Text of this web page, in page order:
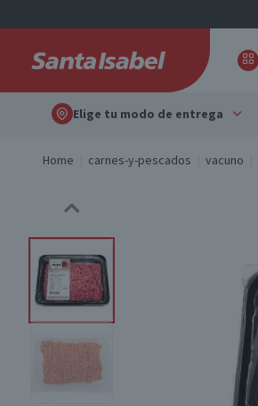
Elige tu modo de entrega
Home carnes-y-pescados vacuno